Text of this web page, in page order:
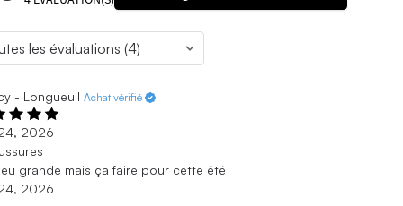
- Longueuil Achat vérifié
2026
grande mais ça faire pour cette été
2026